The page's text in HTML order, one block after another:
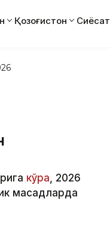
Қозоғистон Сиёсат
кўра, 2026
мақсадларда